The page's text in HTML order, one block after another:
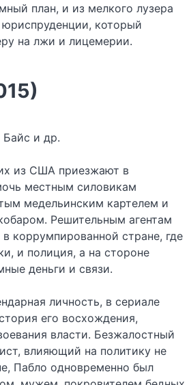
план, и из мелкого лузера
который
на лжи и лицемерии.
Байс и др.
из США приезжают в
местным силовикам
медельинским картелем и
Решительным агентам
коррумпированной стране, где
и полиция, а на стороне
деньги и связи.
личность, в сериале
его восхождения,
власти. Безжалостный
влияющий на политику не
Пабло одновременно был